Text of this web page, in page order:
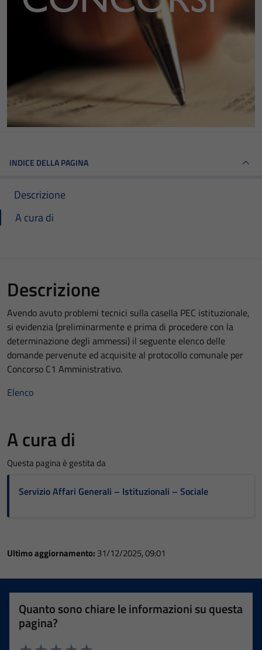
INDICE DELLA PAGINA
Descrizione
A cura di
Descrizione
Avendo avuto problemi tecnici sulla casella PEC istituzionale,
si evidenzia (preliminarmente e prima di procedere con la
determinazione degli ammessi) il seguente elenco delle
domande pervenute ed acquisite al protocollo comunale per
Concorso C1 Amministrativo.
Elenco
A cura di
Questa pagina è gestita da
Servizio Affari Generali – Istituzionali – Sociale
Ultimo aggiornamento: 31/12/2025, 09:01
Quanto sono chiare le informazioni su questa
pagina?